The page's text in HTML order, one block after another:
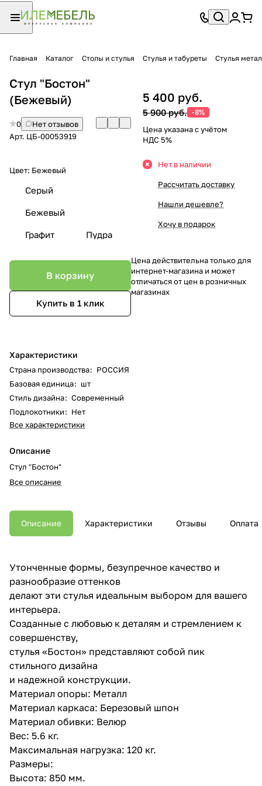
Главная Каталог Столы и стулья Стулья и табуреты Стулья
Стул "Бостон"
(Бежевый)
0
Нет отзывов
Арт. ЦБ-00053919
Цвет: Бежевый
Серый
Бежевый
Графит Пудра
В корзину
Купить в 1 клик
Характеристики
Страна производства: РОССИЯ
Базовая единица: шт
Стиль дизайна: Современный
Подлокотники: Нет
Все характеристики
Описание
Стул "Бостон"
Все описание
5 400 руб.
5 900 руб. -8%
Цена указана с учётом
НДС 5%
Нет в наличии
Рассчитать доставку
Нашли дешевле?
Хочу в подарок
Цена действительна только для
интернет-магазина и может
отличаться от цен в розничных
магазинах
Описание Характеристики Отзывы Оплата
Утонченные формы, безупречное качество и
разнообразие оттенков
делают эти стулья идеальным выбором для вашего
интерьера.
Созданные с любовью к деталям и стремлением к
совершенству,
стулья «Бостон» представляют собой пик
стильного дизайна
и надежной конструкции.
Материал опоры: Металл
Материал каркаса: Березовый шпон
Материал обивки: Велюр
Вес: 5.6 кг.
Максимальная нагрузка: 120 кг.
Размеры:
Высота: 850 мм.